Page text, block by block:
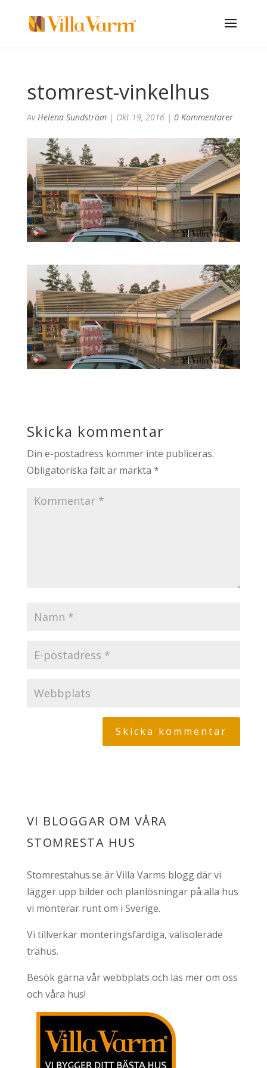
stomrest-vinkelhus
AvHelena Sundström| Okt 19, 2016| 0 Kommentarer
Skicka kommentar
Din e-postadress kommer inte publiceras.
Obligatoriska fält är märkta *
VI BLOGGAR OM VÅRA
STOMRESTA HUS
Stomrestahus.se är Villa Varms blogg där vi
lägger upp bilder och planlösningar på alla hus
vi monterar runt om i Sverige.
Vi tillverkar monteringsfärdiga, välisolerade
trähus.
Besök gärna vår webbplats och läs mer om oss
och våra hus!